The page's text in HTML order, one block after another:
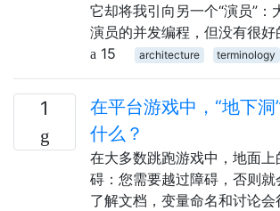
它却将我引向另一个“演员”：
演员的并发编程，但没有很好
15
architecture terminology
1
在平台游戏中，“地下洞
什么？
在大多数跳跑游戏中，地面
碍：您需要越过障碍，否则就
了解文档，变量命名和讨论